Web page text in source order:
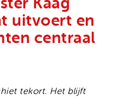
uitvoert en
centraal
tekort. Het blijft